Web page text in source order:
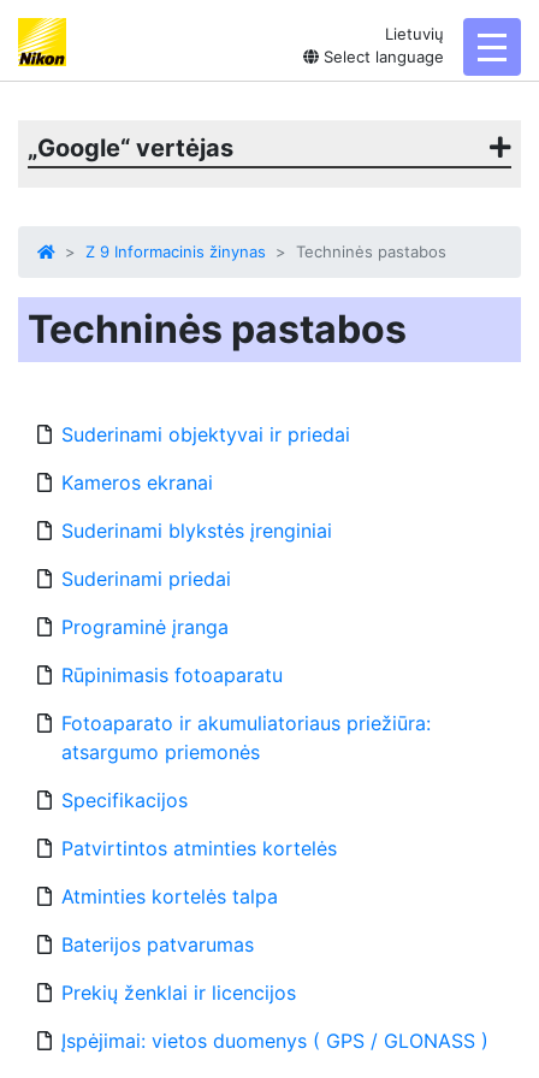
Lietuvių
Select language
„Google“ vertėjas
Z 9 Informacinis žinynas Techninės pastabos
Techninės pastabos
Suderinami objektyvai ir priedai
Kameros ekranai
Suderinami blykstės įrenginiai
Suderinami priedai
Programinė įranga
Rūpinimasis fotoaparatu
Fotoaparato ir akumuliatoriaus priežiūra:
atsargumo priemonės
Specifikacijos
Patvirtintos atminties kortelės
Atminties kortelės talpa
Baterijos patvarumas
Prekių ženklai ir licencijos
Įspėjimai: vietos duomenys ( GPS / GLONASS )